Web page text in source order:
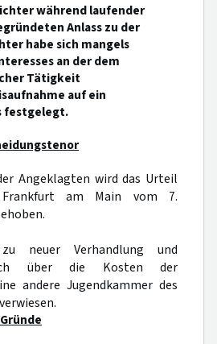
während laufender
Anlass zu der
habe sich mangels
an der dem
Tätigkeit
auf ein
festgelegt.
Angeklagten wird das Urteil
Frankfurt am Main vom 7.
neuer Verhandlung und
über die Kosten der
andere Jugendkammer des
Gründe